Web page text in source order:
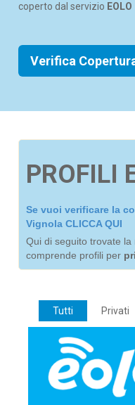
coperto dal servizio EOLO
Verifica
PROFILI
Se vuoi verificare la
Vignola CLICCA QUI
Qui di seguito trovate la
comprende profili per
Tutti Privati